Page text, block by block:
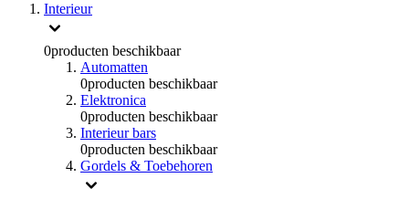
Interieur
0producten beschikbaar
Automatten
0producten beschikbaar
Elektronica
0producten beschikbaar
Interieur bars
0producten beschikbaar
Gordels & Toebehoren